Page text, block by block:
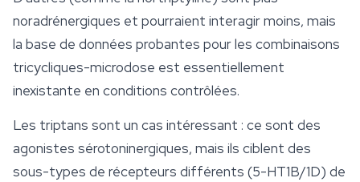
noradrénergiques et pourraient interagir moins, mais
la base de données probantes pour les combinaisons
tricycliques-microdose est essentiellement
inexistante en conditions contrôlées.
Les triptans sont un cas intéressant : ce sont des
agonistes sérotoninergiques, mais ils ciblent des
sous-types de récepteurs différents (5-HT1B/1D) de